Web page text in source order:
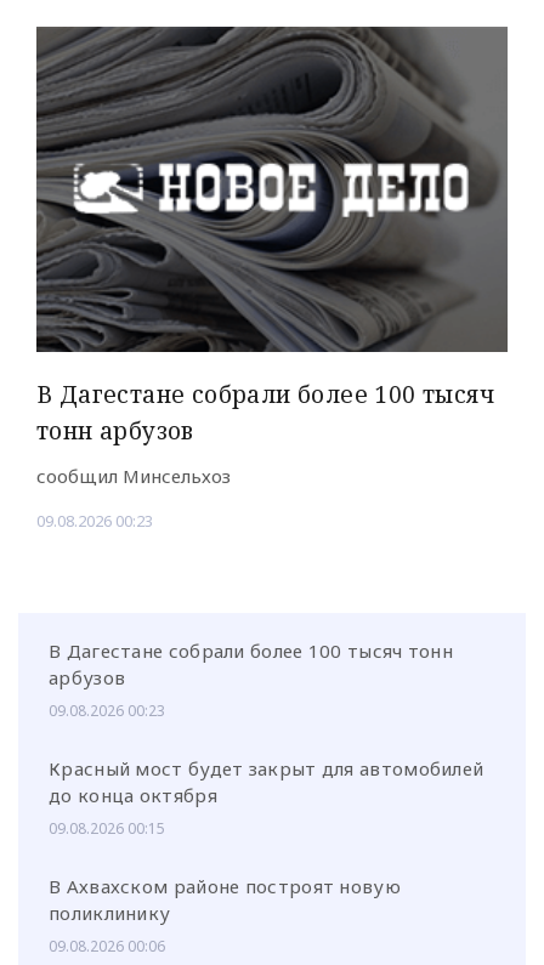
В Дагестане собрали более 100 тысяч
тонн арбузов
сообщил Минсельхоз
09.08.2026 00:23
В Дагестане собрали более 100 тысяч тонн
арбузов
09.08.2026 00:23
Красный мост будет закрыт для автомобилей
до конца октября
09.08.2026 00:15
В Ахвахском районе построят новую
поликлинику
09.08.2026 00:06